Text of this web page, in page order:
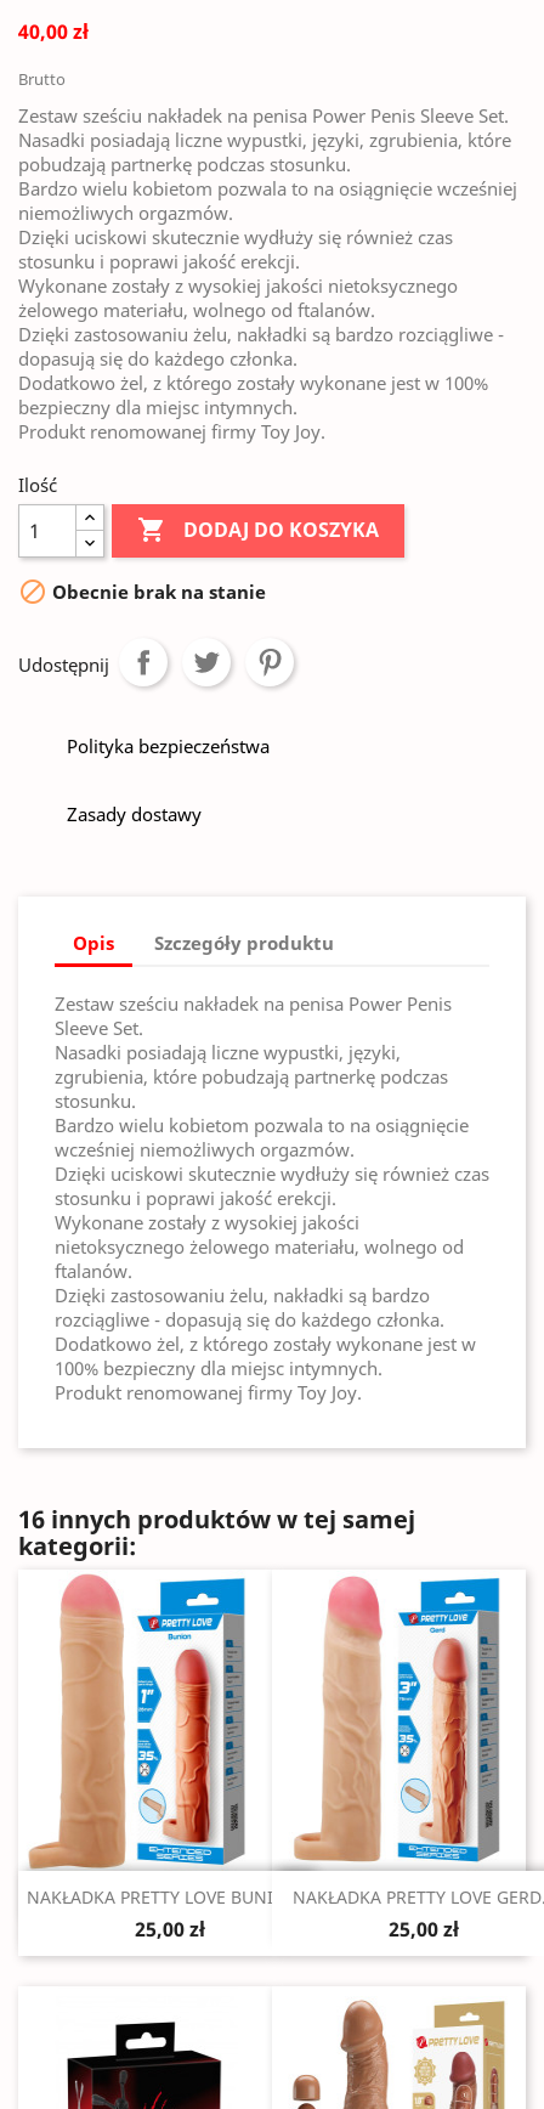
40,00 zł
Brutto
Zestaw sześciu nakładek na penisa Power Penis Sleeve Set.
Nasadki posiadają liczne wypustki, języki, zgrubienia, które
pobudzają partnerkę podczas stosunku.
Bardzo wielu kobietom pozwala to na osiągnięcie wcześniej
niemożliwych orgazmów.
Dzięki uciskowi skutecznie wydłuży się również czas
stosunku i poprawi jakość erekcji.
Wykonane zostały z wysokiej jakości nietoksycznego
żelowego materiału, wolnego od ftalanów.
Dzięki zastosowaniu żelu, nakładki są bardzo rozciągliwe -
dopasują się do każdego członka.
Dodatkowo żel, z którego zostały wykonane jest w 100%
bezpieczny dla miejsc intymnych.
Produkt renomowanej firmy Toy Joy.
Ilość
 DODAJ DO KOSZYKA
 Obecnie brak na stanie
Udostępnij
Polityka bezpieczeństwa
Zasady dostawy
Opis Szczegóły produktu
Zestaw sześciu nakładek na penisa Power Penis
Sleeve Set.
Nasadki posiadają liczne wypustki, języki,
zgrubienia, które pobudzają partnerkę podczas
stosunku.
Bardzo wielu kobietom pozwala to na osiągnięcie
wcześniej niemożliwych orgazmów.
Dzięki uciskowi skutecznie wydłuży się również czas
stosunku i poprawi jakość erekcji.
Wykonane zostały z wysokiej jakości
nietoksycznego żelowego materiału, wolnego od
ftalanów.
Dzięki zastosowaniu żelu, nakładki są bardzo
rozciągliwe - dopasują się do każdego członka.
Dodatkowo żel, z którego zostały wykonane jest w
100% bezpieczny dla miejsc intymnych.
Produkt renomowanej firmy Toy Joy.
16 innych produktów w tej samej
kategorii:
Szybki podgląd
NAKŁADKA PRETTY LOVE BUNION...
25,00 zł
Szybki podgląd
NAKŁADKA PRETTY LOVE
25,00 zł